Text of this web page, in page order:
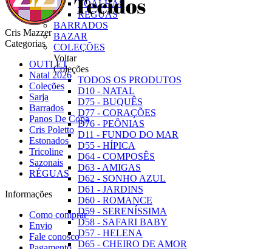
TOALHAS
RÉGUAS
BARRADOS
BAZAR
COLEÇÕES
Voltar
Coleções
TODOS OS PRODUTOS
D10 - NATAL
D75 - BUQUÊS
D77 - CORAÇÕES
D76 - PEÔNIAS
D11 - FUNDO DO MAR
D55 - HÍPICA
D64 - COMPOSÊS
D63 - AMIGAS
D62 - SONHO AZUL
D61 - JARDINS
D60 - ROMANCE
D59 - SERENÍSSIMA
D58 - SAFARI BABY
D57 - HELENA
D65 - CHEIRO DE AMOR
Cris Mazzer
Categorias
OUTLET
Natal 2026
Coleções
Sarja
Barrados
Panos De Copa
Cris Poletto
Estonados
Tricoline
Sazonais
RÉGUAS
Informações
Como comprar
Envio
Fale conosco